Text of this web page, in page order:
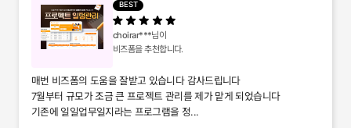
BEST
choirar***님이
비즈폼을 추천합니다.
매번 비즈폼의 도움을 잘받고 있습니다 감사드립니다
7월부터 규모가 조금 큰 프로젝트 관리를 제가 맡게 되었습니다
기존에 일일업무일지라는 프로그램을 정...